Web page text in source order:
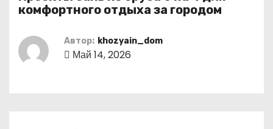
комфортного отдыха за городом
Автор: khozyain_dom
Май 14, 2026